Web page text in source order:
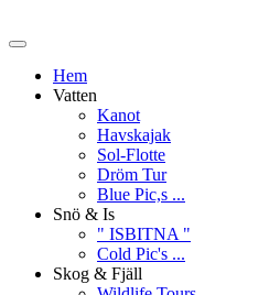
Hem
Vatten
Kanot
Havskajak
Sol-Flotte
Dröm Tur
Blue Pic,s ...
Snö & Is
" ISBITNA "
Cold Pic's ...
Skog & Fjäll